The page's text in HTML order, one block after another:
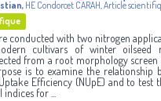
, HE Condorcet CARAH,Article
conducted with two nitrogen
cultivars of winter oilseed
from a root morphology screen
is to examine the relationship
Efficiency (NUpE) and to test
indices for ...